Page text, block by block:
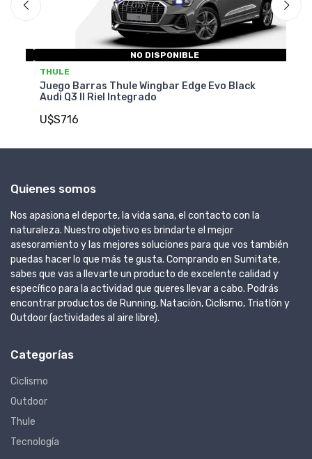
NO DISPONIBLE
THULE
Juego Barras Thule Wingbar Edge Evo Black
Audi Q3 II Riel Integrado
U$S716
Quienes somos
Nos apasiona el deporte, la vida sana, el contacto con la
naturaleza. Nuestro objetivo es brindarte el mejor
asesoramiento y las mejores soluciones para que vos también
puedas hacer lo que más te gusta. Comprando en Sumitate,
sabes que vas a llevarte un producto de excelente calidad y
específico para la actividad que queres llevar a cabo. Podrás
encontrar productos de Running, Natación, Ciclismo, Triatlón y
Outdoor (actividades al aire libre).
Categorías
Ciclismo
Outdoor
Thule
Tecnología